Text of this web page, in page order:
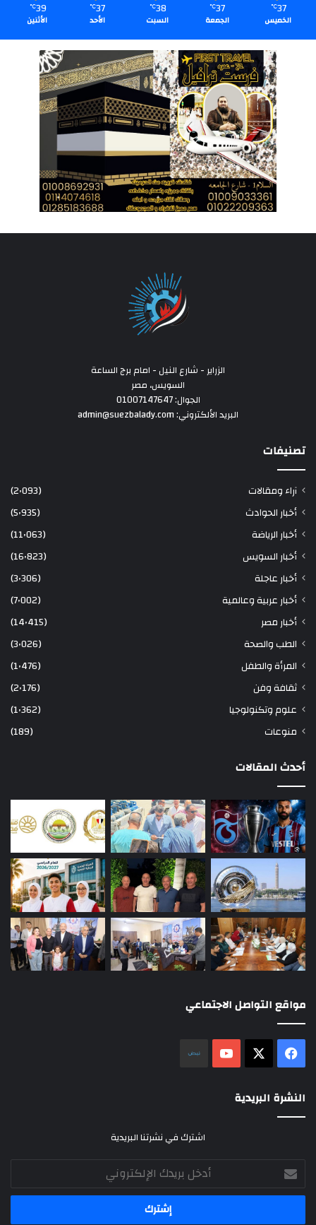
37
℃
الخميس
37
℃
الجمعة
38
℃
السبت
37
℃
الأحد
39
℃
الأثنين
الزراير - شارع النيل - امام برج الساعة
السويس، مصر
الجوال: 01007147647
البريد الألكتروني: admin@suezbalady.com
تصنيفات
آراء ومقالات
(2٬093)
أخبار الحوادث
(5٬935)
أخبار الرياضة
(11٬063)
أخبار السويس
(16٬823)
أخبار عاجلة
(3٬306)
أخبار عربية وعالمية
(7٬002)
أخبار مصر
(14٬415)
الطب والصحة
(3٬026)
المرأة والطفل
(1٬476)
ثقافة وفن
(2٬176)
علوم وتكنولوجيا
(1٬362)
منوعات
(189)
أحدث المقالات
مواقع التواصل الاجتماعي
فيسبوك ‫YouTube
النشرة البريدية
اشترك في نشرتنا البريدية
أدخل
بريدك
الإلكتروني